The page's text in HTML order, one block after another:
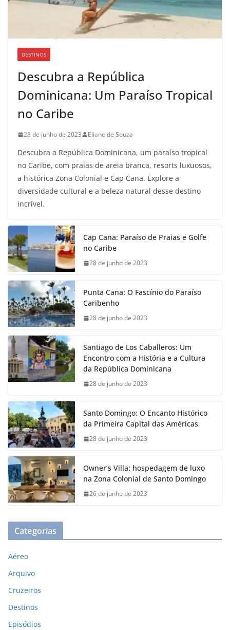
DESTINOS
Descubra a República
Dominicana: Um Paraíso Tropical
no Caribe
28 de junho de 2023 Eliane de Souza
Descubra a República Dominicana, um paraíso tropical
no Caribe, com praias de areia branca, resorts luxuosos,
a histórica Zona Colonial e Cap Cana. Explore a
diversidade cultural e a beleza natural desse destino
incrível.
Cap Cana: Paraíso de Praias e Golfe
no Caribe
28 de junho de 2023
Punta Cana: O Fascínio do Paraíso
Caribenho
28 de junho de 2023
Santiago de Los Caballeros: Um
Encontro com a História e a Cultura
da República Dominicana
28 de junho de 2023
Santo Domingo: O Encanto Histórico
da Primeira Capital das Américas
28 de junho de 2023
Owner’s Villa: hospedagem de luxo
na Zona Colonial de Santo Domingo
26 de junho de 2023
Categorias
Aéreo
Arquivo
Cruzeiros
Destinos
Episódios